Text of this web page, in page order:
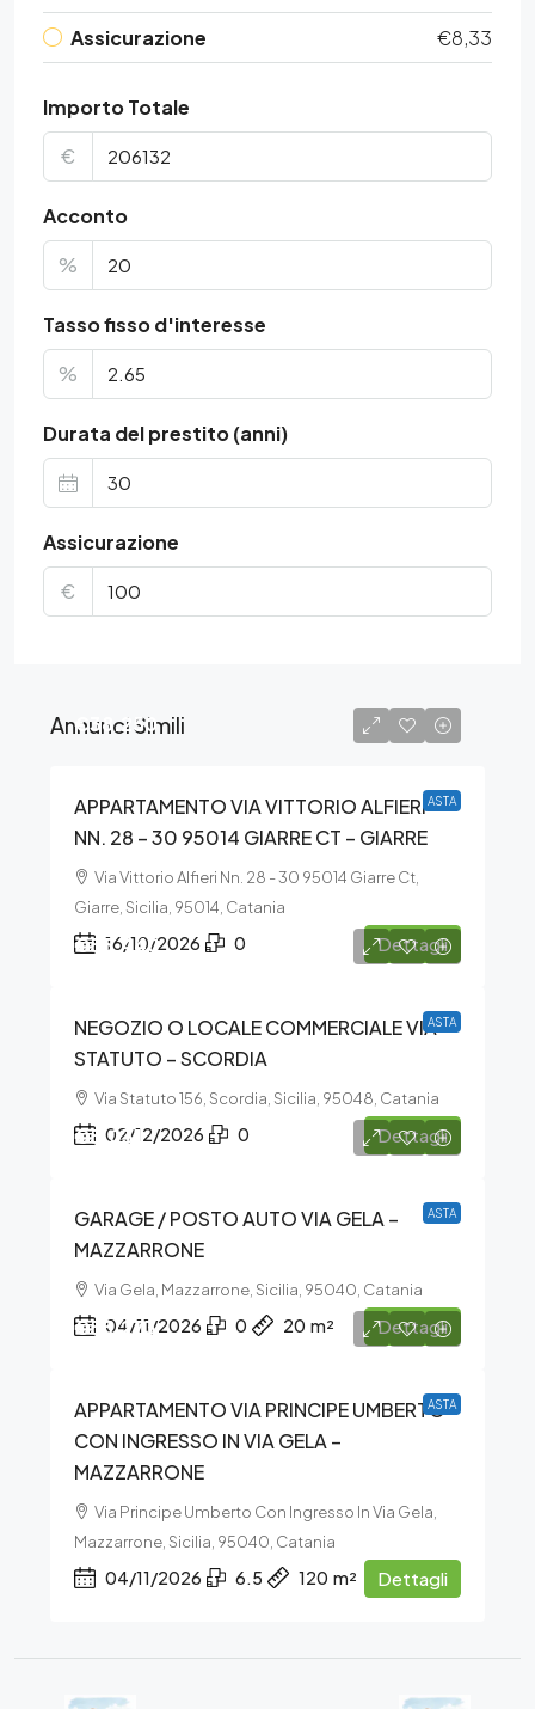
Assicurazione €8,33
Importo Totale
€
Acconto
%
Tasso fisso d'interesse
%
Durata del prestito (anni)
Assicurazione
€
Annunci Simili
ASTA
€38.250
APPARTAMENTO VIA VITTORIO ALFIERI
NN. 28 – 30 95014 GIARRE CT – GIARRE
Via Vittorio Alfieri Nn. 28 - 30 95014 Giarre Ct,
Giarre, Sicilia, 95014, Catania
16/10/2026 0 Dettagli
ASTA
€55.440
NEGOZIO O LOCALE COMMERCIALE VIA
STATUTO – SCORDIA
Via Statuto 156, Scordia, Sicilia, 95048, Catania
02/12/2026 0 Dettagli
ASTA
€5.031
GARAGE / POSTO AUTO VIA GELA –
MAZZARRONE
Via Gela, Mazzarrone, Sicilia, 95040, Catania
04/11/2026 0 20 m² Dettagli
ASTA
€55.273
APPARTAMENTO VIA PRINCIPE UMBERTO
CON INGRESSO IN VIA GELA –
MAZZARRONE
Via Principe Umberto Con Ingresso In Via Gela,
Mazzarrone, Sicilia, 95040, Catania
04/11/2026 6.5 120 m² Dettagli